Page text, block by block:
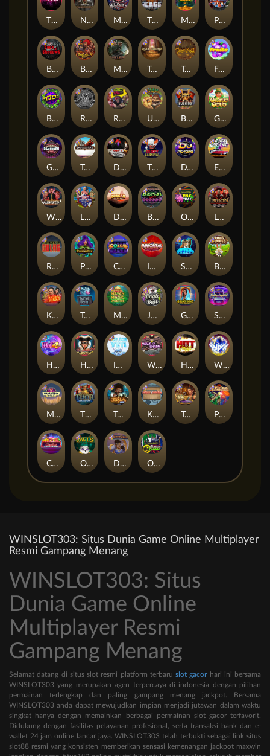
Munchies
Nexus Tombstone RIP
Outsourced: Payday
Manhattan Goes Wild
Roadkill
Kiss My Chainsaw
Book Of Shadows
Rock Bottom
Tractor Beam
Casino Win Spin
The Cage
Hot Nudge
Space Donkey
Land of the Free
Brick Snake 2000
Starstruck
Monkey's Gold xPays
Benji Killed in Vegas
Barbarian Fury
Poison Eve
Devil's Crossroad
Tomb of Nefertiti
Tomb of Akhenaten
Golden Genie And The Walking Wilds
Dragon Tribe
Immortal Fruits
Tesla Jolt
Dungeon Quest
Coins of Fortune
Gluttony
Mayan Magic Wildfire
WiXX
Outsourced: Slash Game
Legion X
Fruits
Bonus Bunnies
DJ Psycho
Hot 4 Cash
Tombstone
Owls
Punk Rocker
Gaelic Gold
East Coast Vs West Coast
The Creepy Carnival
Whacked
Jingle Balls
Harlequin Carnival Walk of Shame
Misery Mining
Kitchen Drama: Sushi Mania Pixies vs Pirates
Thor: Hammer Time
Ice Ice Yeti
Remember Gulag
True kult
Bushido Way xNudge
Ugliest Catch
The Rave
WINSLOT303: Situs Dunia Game Online Multiplayer
Resmi Gampang Menang
WINSLOT303: Situs
Dunia Game Online
Multiplayer Resmi
Gampang Menang
Selamat datang di situs slot resmi platform terbaru slot gacorhari ini bersama
WINSLOT303 yang merupakan agen terpercaya di indonesia dengan pilihan
permainan terlengkap dan paling gampang menang jackpot. Bersama
WINSLOT303 anda dapat mewujudkan impian menjadi jutawan dalam waktu
singkat hanya dengan memainkan berbagai permainan slot gacor terfavorit.
Didukung dengan fasilitas pelayanan profesional, serta transaksi bank dan e-
wallet 24 jam online lancar jaya. WINSLOT303 telah terbukti sebagai link situs
slot88 resmi yang konsisten memberikan sensasi kemenangan jackpot maxwin